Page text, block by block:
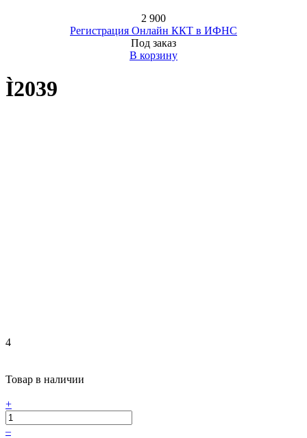
2 900
Регистрация Онлайн ККТ в ИФНС
Под заказ
В корзину
Ì2039
4
Товар в наличии
+
–